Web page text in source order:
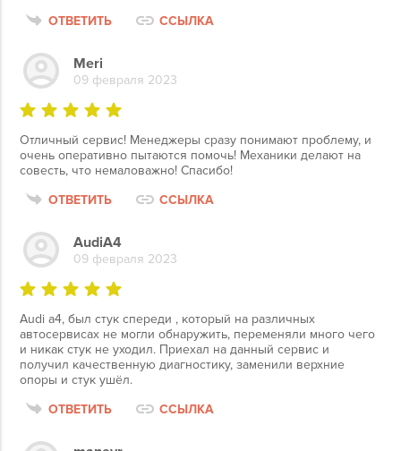
ОТВЕТИТЬ
ССЫЛКА
Meri
09 февраля 2023
Отличный сервис! Менеджеры сразу понимают проблему, и
очень оперативно пытаются помочь! Механики делают на
совесть, что немаловажно! Спасибо!
ОТВЕТИТЬ
ССЫЛКА
AudiA4
09 февраля 2023
Audi a4, был стук спереди , который на различных
автосервисах не могли обнаружить, переменяли много чего
и никак стук не уходил. Приехал на данный сервис и
получил качественную диагностику, заменили верхние
опоры и стук ушёл.
ОТВЕТИТЬ
ССЫЛКА